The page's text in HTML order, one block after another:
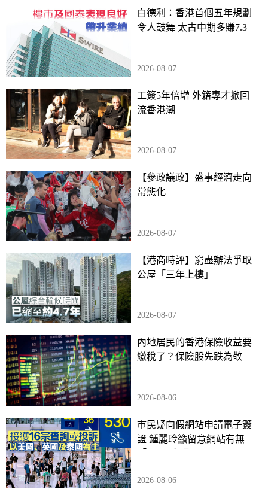
白德利：香港首個五年規劃
令人鼓舞 太古中期多賺7.3
2026-08-07
工簽5年倍增 外籍專才掀回
流香港潮
2026-08-07
【參政議政】盛事經濟走向
常態化
2026-08-07
【港商時評】窮盡辦法爭取
公屋「三年上樓」
2026-08-07
內地居民的香港保險收益要
繳稅了？保險股先跌為敬
2026-08-06
巿民疑向假網站申請電子簽
證 鍾麗玲籲留意網站有無
2026-08-06